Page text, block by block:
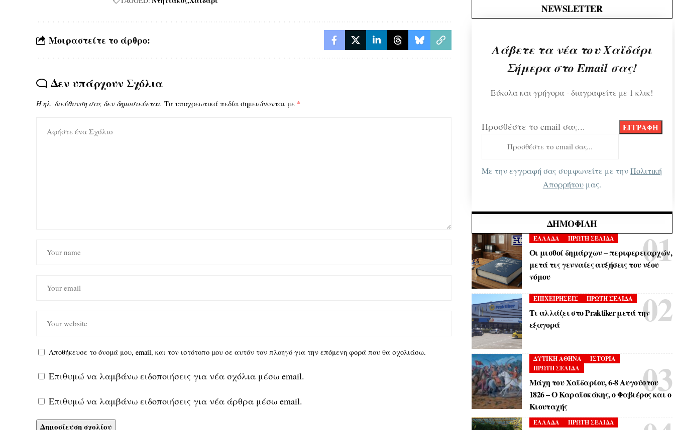
Μοιραστείτε το άρθρο:
Δεν υπάρχουν Σχόλια
Η ηλ. διεύθυνση σας δεν δημοσιεύεται. Τα υποχρεωτικά πεδία σημειώνονται με *
Αποθήκευσε το όνομά μου, email, και τον ιστότοπο μου σε αυτόν τον πλοηγό για την επόμενη φορά που θα σχολιάσω.
Επιθυμώ να λαμβάνω ειδοποιήσεις για νέα σχόλια μέσω email.
Επιθυμώ να λαμβάνω ειδοποιήσεις για νέα άρθρα μέσω email.
NEWSLETTER
Λάβετε τα νέα του Χαϊδάρι
Σήμερα στο Email σας!
Εύκολα και γρήγορα - διαγραφείτε με 1 κλικ!
Προσθέστε το email σας...
Με την εγγραφή σας συμφωνείτε με τηνΠολιτική
Απορρήτουμας.
ΔΗΜΟΦΙΛΉ
ΕΛΛΑΔΑ ΠΡΩΤΗ ΣΕΛΙΔΑ
Οι μισθοί δημάρχων – περιφερειαρχών,
μετά τις γενναίες αυξήσεις του νέου
νόμου
ΕΠΙΧΕΙΡΗΣΕΙΣ ΠΡΩΤΗ ΣΕΛΙΔΑ
Τι αλλάζει στο Praktiker μετά την
εξαγορά
ΔΥΤΙΚΗ ΑΘΗΝΑ
ΙΣΤΟΡΙΑ
ΠΡΩΤΗ ΣΕΛΙΔΑ
Μάχη του Χαϊδαρίου, 6-8 Αυγούστου
1826 – Ο Καραϊσκάκης, ο Φαβιέρος και ο
Κιουταχής
ΕΛΛΑΔΑ ΠΡΩΤΗ ΣΕΛΙΔΑ